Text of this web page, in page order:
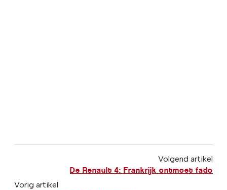
Volgend artikel
De Renault 4: Frankrijk ontmoet fado
Vorig artikel